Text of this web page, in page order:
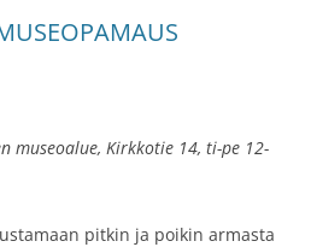
museoalue, Kirkkotie 14, ti-pe 12-
pitkin ja poikin armasta